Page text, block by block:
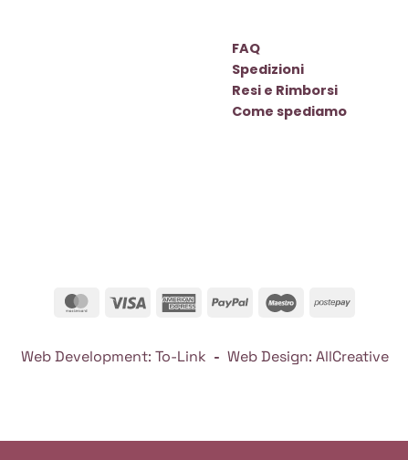
FAQ
Spedizioni
Resi e Rimborsi
Come spediamo
MasterCard
Visa
AmericanPayPal MaestroPostepay
Web Development: To-Link - Web Design: AllCreative